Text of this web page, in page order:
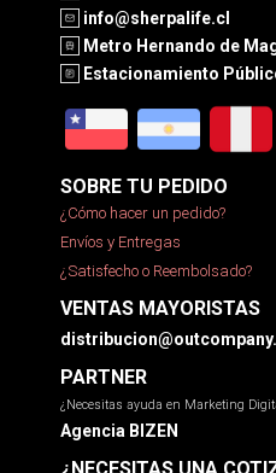
info@sherpalife.cl
Metro Hernando de
Estacionamiento
SOBRE TU PEDIDO
¿Cómo hacer un pedido?
Envíos y Entregas
¿Satisfecho o Reembolsado?
VENTAS MAYORISTAS
PARTNER
¿Necesitas ayuda en Marketing
Agencia BIZEN